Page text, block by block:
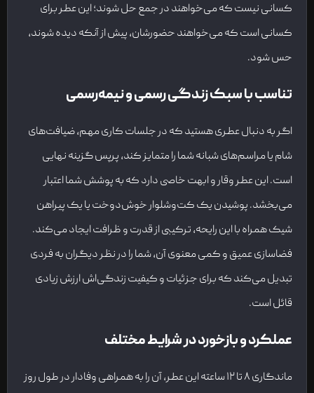
کسانی نیست که می‌خواهند در جمع حل شوند؛ این عطر برای
کسانی است که می‌خواهند حضورشان، پیش از آنکه دیده شوند،
حس شود.
تناسب با سبک زندگی رسمی و نیمه‌رسمی
اگر به دنبال عطری هستید که در جلسات کاری مهم، ضیافت‌های
شام یا مراسم‌های شبانه شما را متمایز کند، پرپس گزینه نهایی
است. این عطر وقار و ابهت خاصی دارد که به پوشش شما اعتبار
می‌بخشد. پوشیدن یک کت‌وشلوار خوش‌دوخت یا یک پیراهن
شیک همراه با این رایحه، ترکیبی از قدرت و ظرافت ایجاد می‌کند.
فضاسازی عمیق و کمی معنوی آن، شما را در نظر دیگران به فردی
تبدیل می‌کند که برای جزئیات و کیفیت زندگی‌اش ارزش زیادی
قائل است.
عملکرد و بازخورد در شرایط مختلف
ماندگاری ۸ تا ۱۲ ساعته این عطر، آن را به همراهی وفادار در طول روز